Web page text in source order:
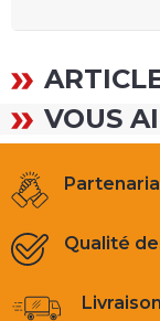
VOUS
Qualité